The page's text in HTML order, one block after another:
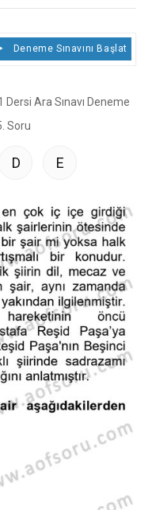
Deneme Sınavını Başlat
D E